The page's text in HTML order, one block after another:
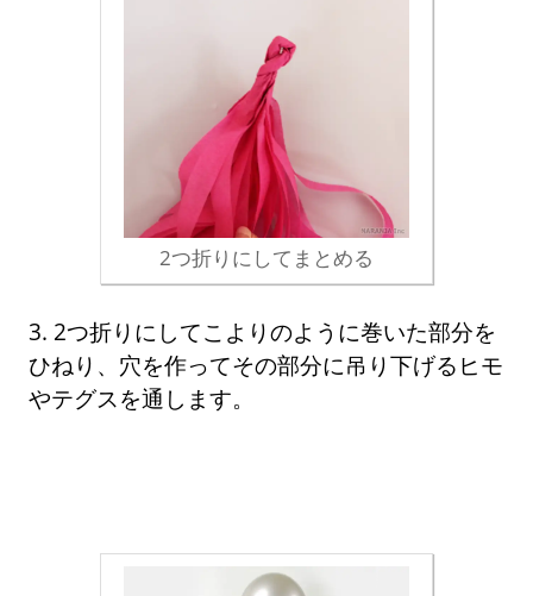
2つ折りにしてまとめる
3. 2つ折りにしてこよりのように巻いた部分を
ひねり、穴を作ってその部分に吊り下げるヒモ
やテグスを通します。